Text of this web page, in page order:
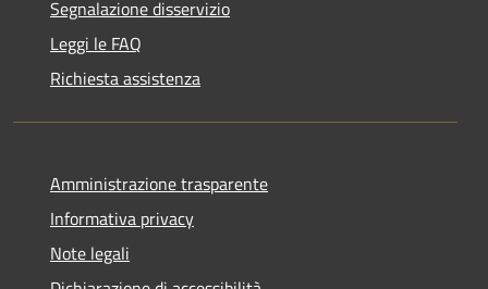
Segnalazione disservizio
Leggi le FAQ
Richiesta assistenza
Amministrazione trasparente
Informativa privacy
Note legali